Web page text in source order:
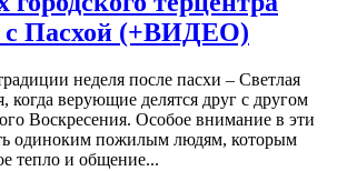
с Пасхой (+ВИДЕО)
неделя после пасхи – Светлая
когда верующие делятся друг с другом
Воскресения. Особое внимание в эти
одиноким пожилым людям, которым
тепло и общение...